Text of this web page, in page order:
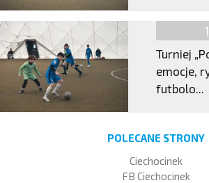
Turniej
emocje,
futbolo...
POLECANE STRONY
Ciechocinek
FB Ciechocinek